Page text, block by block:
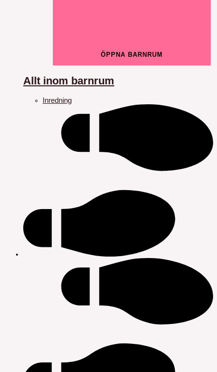
ÖPPNA BARNRUM
Allt inom barnrum
Inredning